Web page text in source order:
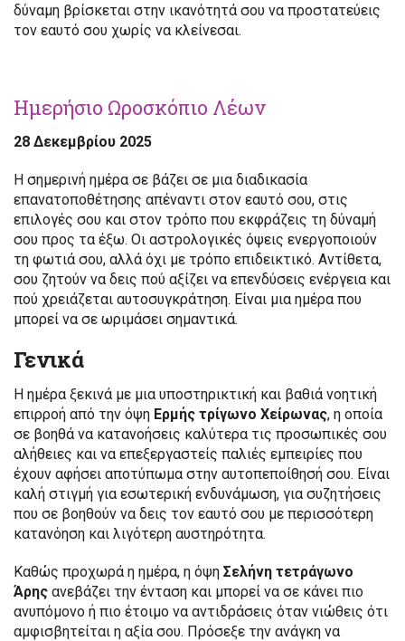
δύναμη βρίσκεται στην ικανότητά σου να προστατεύεις
τον εαυτό σου χωρίς να κλείνεσαι.
Ημερήσιο Ωροσκόπιο Λέων
28 Δεκεμβρίου 2025
Η σημερινή ημέρα σε βάζει σε μια διαδικασία
επανατοποθέτησης απέναντι στον εαυτό σου, στις
επιλογές σου και στον τρόπο που εκφράζεις τη δύναμή
σου προς τα έξω. Οι αστρολογικές όψεις ενεργοποιούν
τη φωτιά σου, αλλά όχι με τρόπο επιδεικτικό. Αντίθετα,
σου ζητούν να δεις πού αξίζει να επενδύσεις ενέργεια και
πού χρειάζεται αυτοσυγκράτηση. Είναι μια ημέρα που
μπορεί να σε ωριμάσει σημαντικά.
Γενικά
Η ημέρα ξεκινά με μια υποστηρικτική και βαθιά νοητική
επιρροή από την όψη Ερμής τρίγωνο Χείρωνας, η οποία
σε βοηθά να κατανοήσεις καλύτερα τις προσωπικές σου
αλήθειες και να επεξεργαστείς παλιές εμπειρίες που
έχουν αφήσει αποτύπωμα στην αυτοπεποίθησή σου. Είναι
καλή στιγμή για εσωτερική ενδυνάμωση, για συζητήσεις
που σε βοηθούν να δεις τον εαυτό σου με περισσότερη
κατανόηση και λιγότερη αυστηρότητα.
Καθώς προχωρά η ημέρα, η όψη Σελήνη τετράγωνο
Άρης ανεβάζει την ένταση και μπορεί να σε κάνει πιο
ανυπόμονο ή πιο έτοιμο να αντιδράσεις όταν νιώθεις ότι
αμφισβητείται η αξία σου. Πρόσεξε την ανάγκη να